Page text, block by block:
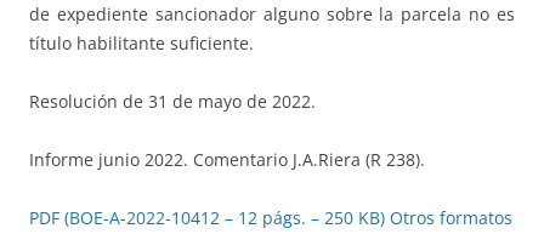
de expediente sancionador alguno sobre la parcela no es
título habilitante suficiente.
Resolución de 31 de mayo de 2022.
Informe junio 2022. Comentario J.A.Riera (R 238).
PDF (BOE-A-2022-10412 – 12 págs. – 250 KB) Otros formatos